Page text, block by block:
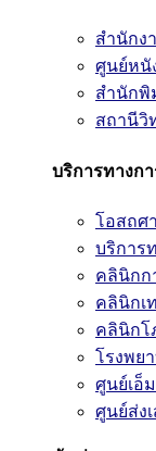
สำนักง
ศูนย์หนั
สำนักพิ
สถานีวิ
บริการทางก
โอสถศ
บริการ
คลินิกก
คลินิกเ
คลินิกโ
โรงพย
ศูนย์เอ็
ศูนย์ส่ง